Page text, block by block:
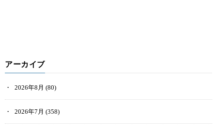
アーカイブ
2026年8月 (80)
2026年7月 (358)